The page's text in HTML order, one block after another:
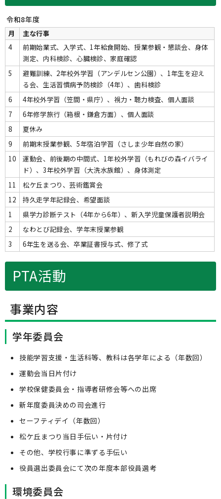
令和8年度
月
主な行事
4
前期始業式、入学式、1年給食開始、授業参観・懇談会、身体
測定、内科検診、心臓検診、家庭確認
5
避難訓練、2年校外学習（アンデルセン公園）、1年生を迎え
る会、生活習慣病予防検診（4年）、歯科検診
6
4年校外学習（笠間・県庁）、視力・聴力検査、個人面談
7
6年修学旅行（箱根・鎌倉方面）、個人面談
8
夏休み
9
前期末授業参観、5年宿泊学習（さしま少年自然の家）
10
運動会、前後期の中間式、1年校外学習（もれびの森イバライ
ド）、3年校外学習（大洗水族館）、身体測定
11
松ケ丘まつり、芸術鑑賞会
12
持久走学年記録会、希望面談
1
県学力診断テスト（4年から6年）、新入学児童保護者説明会
2
なわとび記録会、学年末授業参観
3
6年生を送る会、卒業証書授与式、修了式
PTA活動
事業内容
学年委員会
技能学習支援・生活科等、教科は各学年による（年数回）
運動会当日片付け
学校保健委員会・指導者研修会等への出席
新年度委員決めの司会進行
セーフティデイ（年数回）
松ケ丘まつり当日手伝い・片付け
その他、学校行事に準ずる手伝い
役員選出委員会にて次の年度本部役員選考
環境委員会